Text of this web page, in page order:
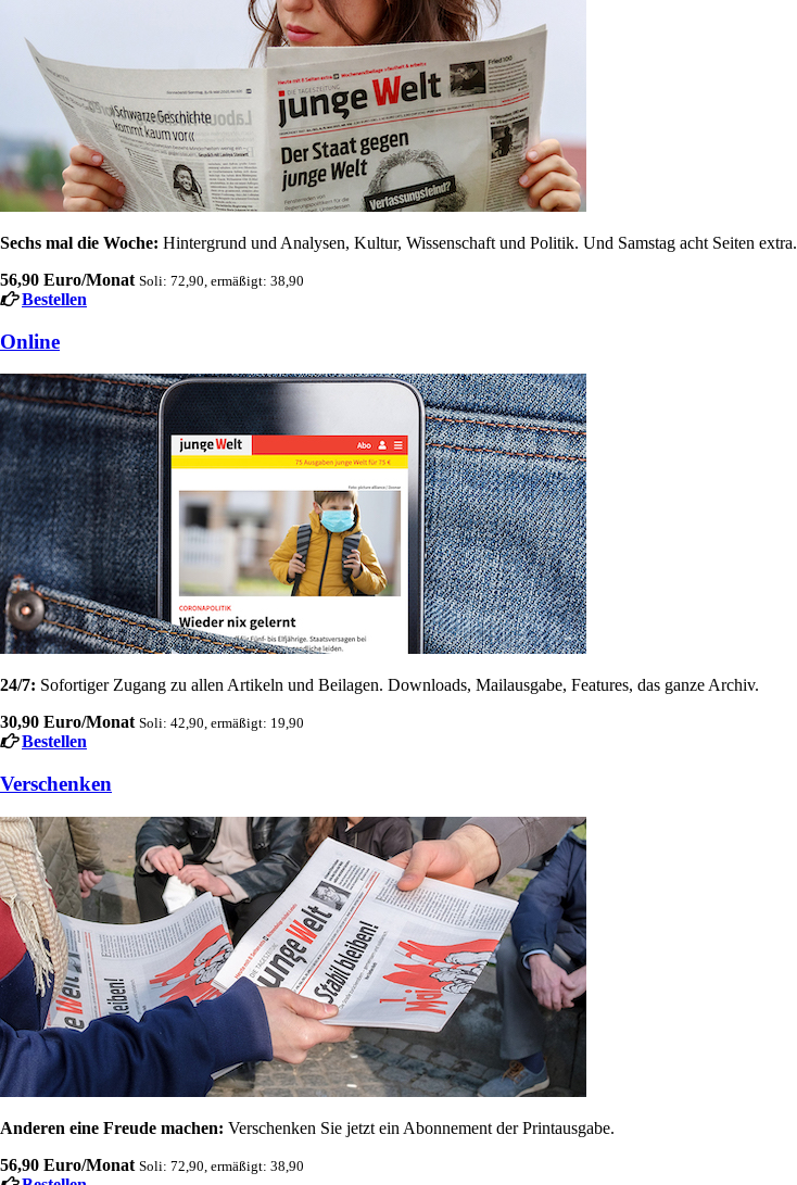
Sechs mal die Woche: Hintergrund und Analysen, Kultur, Wissenschaft und Politik. Und Samstag acht Seiten extra.
56,90 Euro/Monat Soli: 72,90, ermäßigt: 38,90
Bestellen
Online
24/7: Sofortiger Zugang zu allen Artikeln und Beilagen. Downloads, Mailausgabe, Features, das ganze Archiv.
30,90 Euro/Monat Soli: 42,90, ermäßigt: 19,90
Bestellen
Verschenken
Anderen eine Freude machen: Verschenken Sie jetzt ein Abonnement der Printausgabe.
56,90 Euro/Monat Soli: 72,90, ermäßigt: 38,90